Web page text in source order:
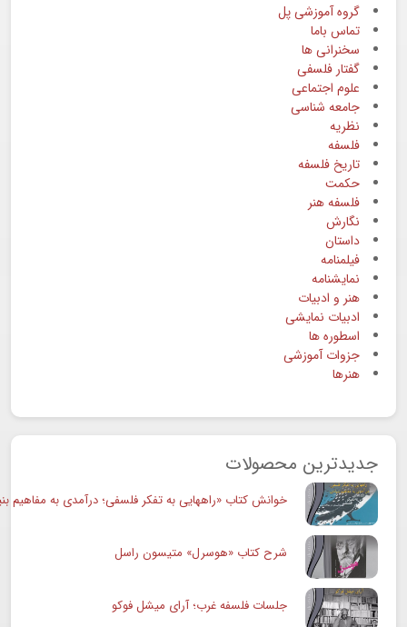
گروه آموزشی پل
تماس باما
سخنرانی ها
گفتار فلسفی
علوم اجتماعی
جامعه شناسی
نظریه
فلسفه
تاریخ فلسفه
حکمت
فلسفه هنر
نگارش
داستان
فیلمنامه
نمایشنامه
هنر و ادبیات
ادبیات نمایشی
اسطوره ها
جزوات آموزشی
هنرها
جدیدترین محصولات
خوانش کتاب «راههایی به تفکر فلسفی؛ درآمدی به مفاهیم
شرح کتاب «هوسرل» متیسون راسل
جلسات فلسفه غرب؛ آرای میشل فوکو